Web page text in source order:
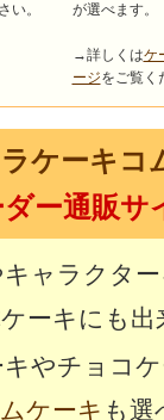
い。
が選べます。
→詳しくはケ
ージをご覧く
ケーキコ
ー通販サ
ャラクタ
ーキにも出
やチョコ
ケーキ も選